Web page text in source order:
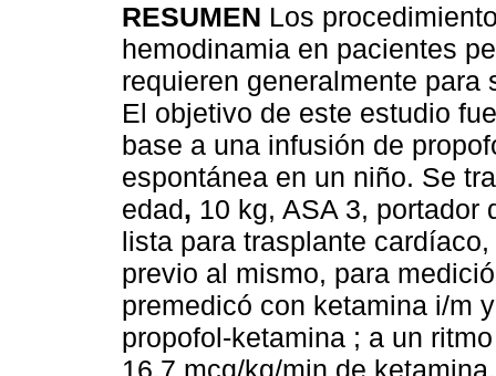
RESUMEN Los
hemodinamia en pacientes
requieren generalmente
El objetivo de este estudio
base a una infusión de
espontánea en un niño. Se
edad, 10 kg, ASA 3, portador
lista para trasplante
previo al mismo, para
premedicó con ketamina i/m
propofol-ketamina ; a un
16.7 mcg/kg/min de